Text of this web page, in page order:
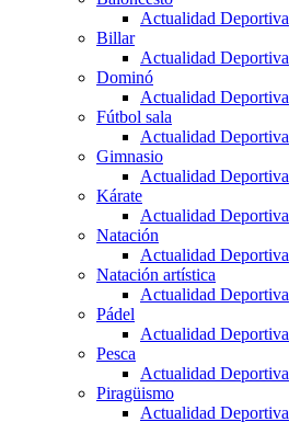
Actualidad Deportiva
Billar
Actualidad Deportiva
Dominó
Actualidad Deportiva
Fútbol sala
Actualidad Deportiva
Gimnasio
Actualidad Deportiva
Kárate
Actualidad Deportiva
Natación
Actualidad Deportiva
Natación artística
Actualidad Deportiva
Pádel
Actualidad Deportiva
Pesca
Actualidad Deportiva
Piragüismo
Actualidad Deportiva